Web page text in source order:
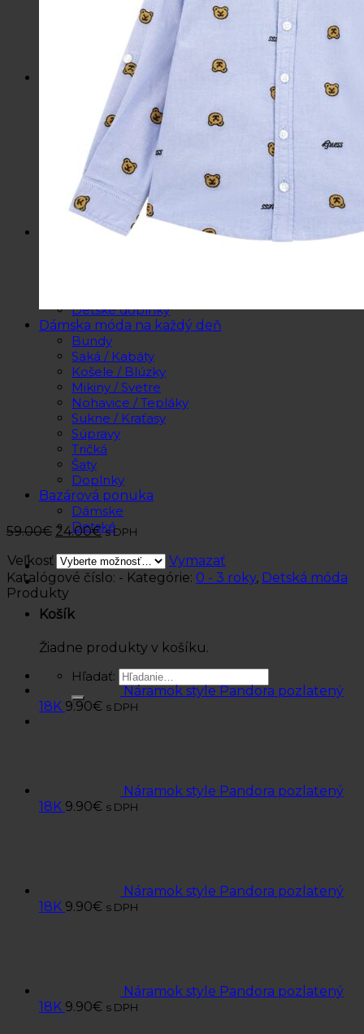
Šperky
Slnečné okuliare
Hrnčeky a poháre s potlačou
Darčekové poukážky
Pánska móda
Kategórie
Tričká
Plavky
Mikiny a svetre
Bundy
Nohavice a tepláky
Pánska obuv
Spodné prádlo
Pánske doplnky
Detská móda
Detské doplnky
Dámska móda na každý deň
Bundy
Saká / Kabáty
Košele / Blúzky
Mikiny / Svetre
Nohavice / Tepláky
Sukne / Kraťasy
Súpravy
Tričká
Šaty
Doplnky
Bazárová ponuka
Dámske
Detské
Košík
Žiadne produkty v košíku.
Hľadať:
59.00€ 24.00€ s DPH
Veľkosť
Vymazať
Katalógové číslo: - Kategórie: 0 - 3 roky, Detská móda
Produkty
Náramok style Pandora pozlatený
18K 9.90€ s DPH
Náramok style Pandora pozlatený
18K 9.90€ s DPH
Náramok style Pandora pozlatený
18K 9.90€ s DPH
Náramok style Pandora pozlatený
18K 9.90€ s DPH